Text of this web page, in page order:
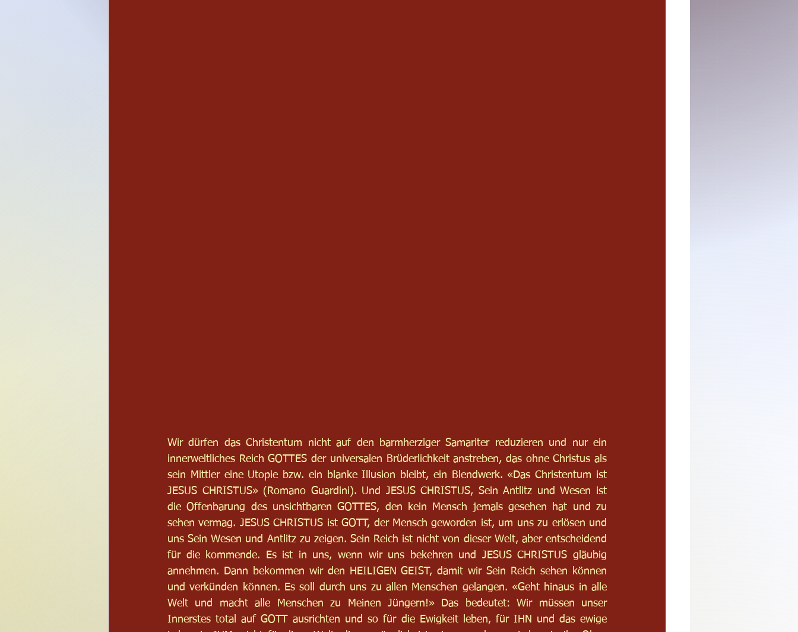
Wir dürfen das Christentum nicht auf den barmherziger Samariter reduzieren und nur ein
innerweltliches Reich GOTTES der universalen Brüderlichkeit anstreben, das ohne Christus als
sein Mittler eine Utopie bzw. ein blanke Illusion bleibt, ein Blendwerk. «Das Christentum ist
JESUS CHRISTUS» (Romano Guardini). Und JESUS CHRISTUS, Sein Antlitz und Wesen ist
die Offenbarung des unsichtbaren GOTTES, den kein Mensch jemals gesehen hat und zu
sehen vermag. JESUS CHRISTUS ist GOTT, der Mensch geworden ist, um uns zu erlösen und
uns Sein Wesen und Antlitz zu zeigen. Sein Reich ist nicht von dieser Welt, aber entscheidend
für die kommende. Es ist in uns, wenn wir uns bekehren und JESUS CHRISTUS gläubig
annehmen. Dann bekommen wir den HEILIGEN GEIST, damit wir Sein Reich sehen können
und verkünden können. Es soll durch uns zu allen Menschen gelangen. «Geht hinaus in alle
Welt und macht alle Menschen zu Meinen Jüngern!» Das bedeutet: Wir müssen unser
Innerstes total auf GOTT ausrichten und so für die Ewigkeit leben, für IHN und das ewige